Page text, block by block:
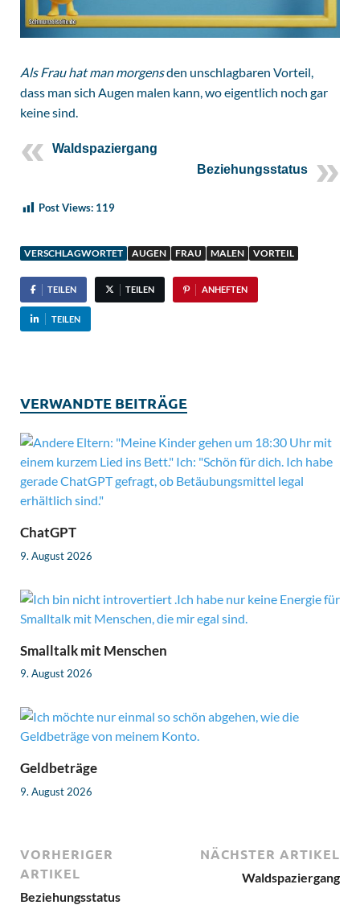
Als Frau hat man morgensden unschlagbaren Vorteil,
dass man sich Augen malen kann, wo eigentlich noch gar
keine sind.
Waldspaziergang
Beziehungsstatus
Post Views: 119
VERSCHLAGWORTET AUGEN FRAU MALEN VORTEIL
TEILEN TEILEN ANHEFTEN
TEILEN
VERWANDTE BEITRÄGE
ChatGPT
9. August 2026
Smalltalk mit Menschen
9. August 2026
Geldbeträge
9. August 2026
VORHERIGER
ARTIKEL
Beziehungsstatus
NÄCHSTER ARTIKEL
Waldspaziergang